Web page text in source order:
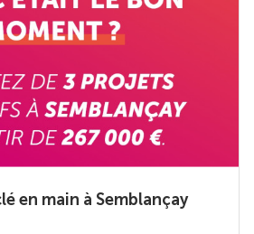
en main à Semblançay